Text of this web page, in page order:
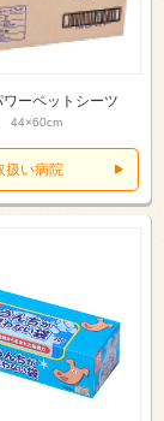
ワーペットシーツ
44×60cm
扱い病院